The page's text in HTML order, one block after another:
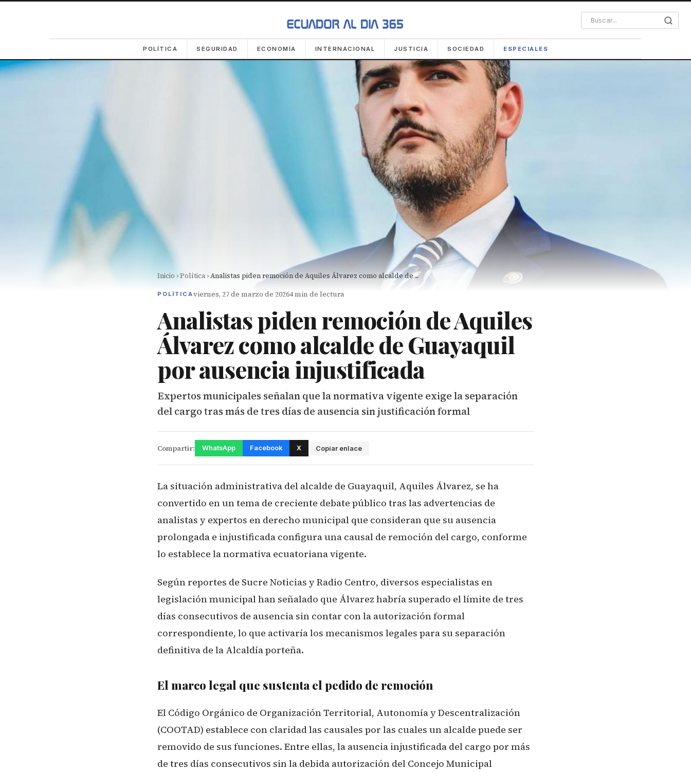
POLÍTICA SEGURIDAD ECONOMÍA INTERNACIONAL JUSTICIA SOCIEDAD ESPECIALES
Inicio ›Política ›Analistas piden remoción de Aquiles Álvarez como alcalde de ...
POLÍTICAviernes, 27 de marzo de 20264 min de lectura
Analistas piden remoción de Aquiles
Álvarez como alcalde de Guayaquil
por ausencia injustificada
Expertos municipales señalan que la normativa vigente exige la separación
del cargo tras más de tres días de ausencia sin justificación formal
Compartir: WhatsApp Facebook X Copiar enlace
La situación administrativa del alcalde de Guayaquil, Aquiles Álvarez, se ha
convertido en un tema de creciente debate público tras las advertencias de
analistas y expertos en derecho municipal que consideran que su ausencia
prolongada e injustificada configura una causal de remoción del cargo, conforme
lo establece la normativa ecuatoriana vigente.
Según reportes de Sucre Noticias y Radio Centro, diversos especialistas en
legislación municipal han señalado que Álvarez habría superado el límite de tres
días consecutivos de ausencia sin contar con la autorización formal
correspondiente, lo que activaría los mecanismos legales para su separación
definitiva de la Alcaldía porteña.
El marco legal que sustenta el pedido de remoción
El Código Orgánico de Organización Territorial, Autonomía y Descentralización
(COOTAD) establece con claridad las causales por las cuales un alcalde puede ser
removido de sus funciones. Entre ellas, la ausencia injustificada del cargo por más
de tres días consecutivos sin la debida autorización del Concejo Municipal